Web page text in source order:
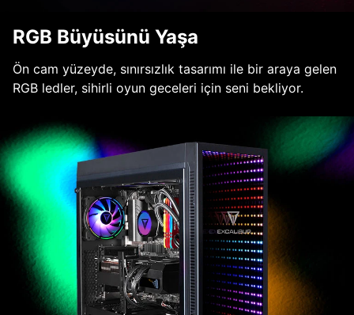
RGB Büyüsünü Yaşa
Ön cam yüzeyde, sınırsızlık tasarımı ile bir araya gelen
RGB ledler, sihirli oyun geceleri için seni bekliyor.